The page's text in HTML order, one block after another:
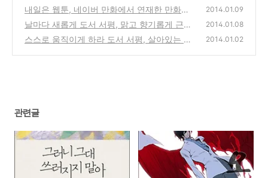
(24)
을 그린 네이버 화요일 웹툰 추천 만화
(0)
내일은 웹툰, 네이버 만화에서 연재한 만화가
들의 삶과 일상을 그린 작품 완결
(0)
2014.01.09
날마다 새롭게 도서 서평, 맑고 향기롭게 근본
도량 길상사와 법정스님 사진공양집
(0)
2014.01.08
스스로 움직이게 하라 도서 서평, 살아있는 조
2014.01.02
관련글